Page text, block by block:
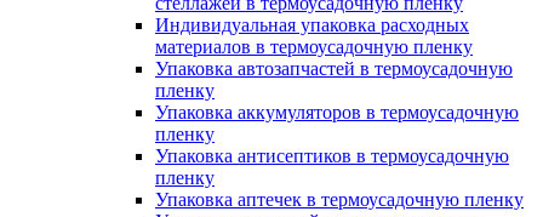
Индивидуальная упаковка расходных
материалов в термоусадочную пленку
Упаковка автозапчастей в термоусадочную
пленку
Упаковка аккумуляторов в термоусадочную
пленку
Упаковка антисептиков в термоусадочную
пленку
Упаковка аптечек в термоусадочную пленку